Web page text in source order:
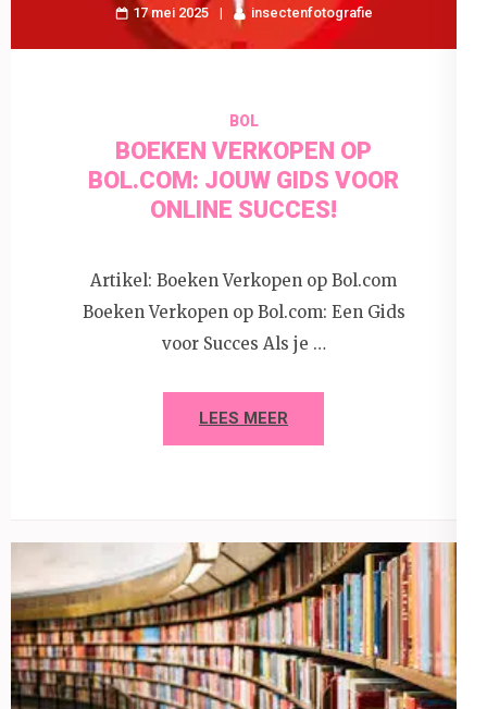
17 mei 2025 insectenfotografie
BOL
BOEKEN VERKOPEN OP
BOL.COM: JOUW GIDS VOOR
ONLINE SUCCES!
Artikel: Boeken Verkopen op Bol.com
Boeken Verkopen op Bol.com: Een Gids
voor Succes Als je …
LEES MEER